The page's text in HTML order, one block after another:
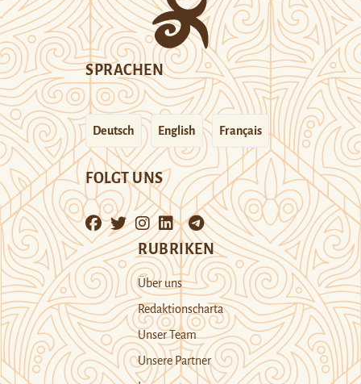
SPRACHEN
Deutsch English Français
FOLGT UNS
RUBRIKEN
Über uns
Redaktionscharta
Unser Team
Unsere Partner